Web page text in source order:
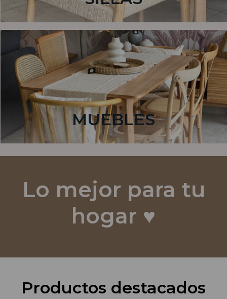
MUEBLES
Lo mejor para tu
hogar ♥️
Productos destacados